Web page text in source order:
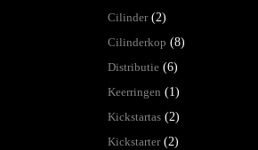
Cilinder (2)
Cilinderkop (8)
Distributie (6)
Keerringen (1)
Kickstartas (2)
Kickstarter (2)